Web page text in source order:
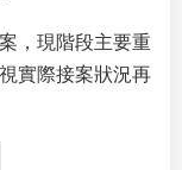
，現階段主要重
實際接案狀況再